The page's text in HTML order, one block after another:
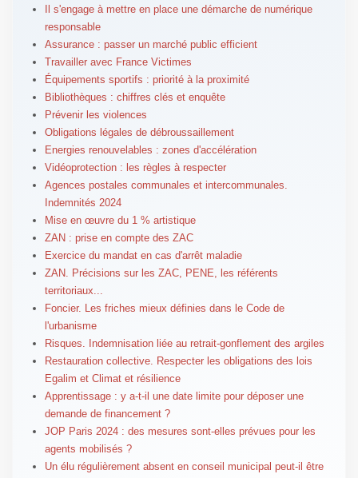
Il s'engage à mettre en place une démarche de numérique
responsable
Assurance : passer un marché public efficient
Travailler avec France Victimes
Équipements sportifs : priorité à la proximité
Bibliothèques : chiffres clés et enquête
Prévenir les violences
Obligations légales de débroussaillement
Energies renouvelables : zones d'accélération
Vidéoprotection : les règles à respecter
Agences postales communales et intercommunales.
Indemnités 2024
Mise en œuvre du 1 % artistique
ZAN : prise en compte des ZAC
Exercice du mandat en cas d'arrêt maladie
ZAN. Précisions sur les ZAC, PENE, les référents
territoriaux...
Foncier. Les friches mieux définies dans le Code de
l'urbanisme
Risques. Indemnisation liée au retrait-gonflement des argiles
Restauration collective. Respecter les obligations des lois
Egalim et Climat et résilience
Apprentissage : y a-t-il une date limite pour déposer une
demande de financement ?
JOP Paris 2024 : des mesures sont-elles prévues pour les
agents mobilisés ?
Un élu régulièrement absent en conseil municipal peut-il être